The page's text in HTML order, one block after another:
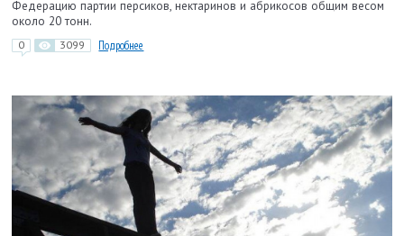
Федерацию партии персиков, нектаринов и абрикосов общим весом
около 20 тонн.
0 3099 Подробнее